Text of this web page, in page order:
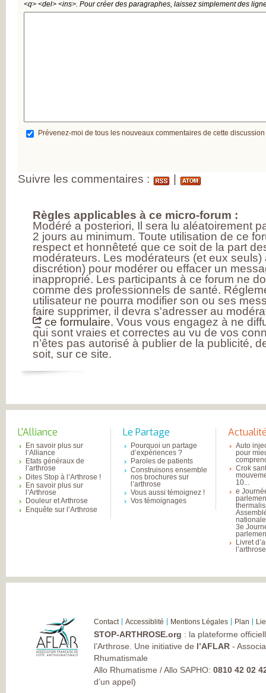
POUR
UN QUOTIDIEN
FORTEMENT
<q> <del> <ins>. Pour créer des paragraphes, laissez simplement des
Prévenez-moi de tous les nouveaux commentaires de cette
Suivre les commentaires :
Règles applicables à ce micro-forum :
Modéré a posteriori, Il sera lu aléatoirement
2 jours au minimum. Toute utilisation de ce
respect et honnêteté que ce soit de la part
modérateurs. Les modérateurs (et eux
discrétion) pour modérer ou effacer un
inapproprié. Les participants à ce forum ne
comme des professionnels de santé.
utilisateur ne pourra modifier son ou ses
faire supprimer, il devra s'adresser au
ce formulaire. Vous vous engagez à ne
qui sont vraies et correctes au vu de vos
n’êtes pas autorisé à publier de la publicité,
soit, sur ce site.
L'Alliance
En savoir plus sur
l’Alliance
Etats généraux de
l’arthrose
Dites Stop à l’Arthrose !
En savoir plus sur
l’Arthrose
Douleur et Arthrose
Enquête sur l’Arthrose
Le Partage
Pourquoi un partage
d’expériences ?
Paroles de patients
Construisons ensemble
nos brochures sur
l’arthrose
Vous aussi témoignez !
Vos témoignages
Auto
pour
Crok
10...
e
3e
Livret
l’arthrose
Contact Accessiblité Mentions Légales Plan
STOP-ARTHROSE.org : la plateforme
l’Arthrose. Une initiative de l’AFLAR -
Rhumatismale
Allo Rhumatisme / Allo SAPHO: 0810 42 02
d’un appel)